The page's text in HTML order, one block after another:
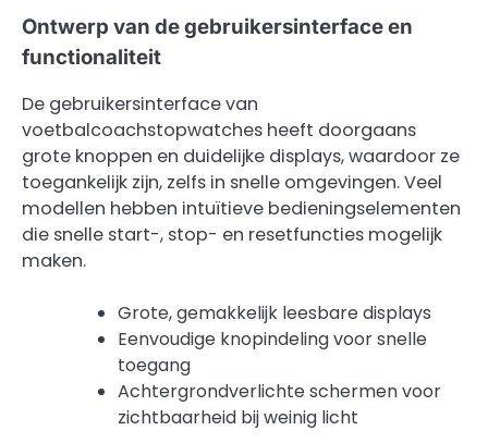
Ontwerp van de gebruikersinterface en
functionaliteit
De gebruikersinterface van
voetbalcoachstopwatches heeft doorgaans
grote knoppen en duidelijke displays, waardoor ze
toegankelijk zijn, zelfs in snelle omgevingen. Veel
modellen hebben intuïtieve bedieningselementen
die snelle start-, stop- en resetfuncties mogelijk
maken.
Grote, gemakkelijk leesbare displays
Eenvoudige knopindeling voor snelle
toegang
Achtergrondverlichte schermen voor
zichtbaarheid bij weinig licht